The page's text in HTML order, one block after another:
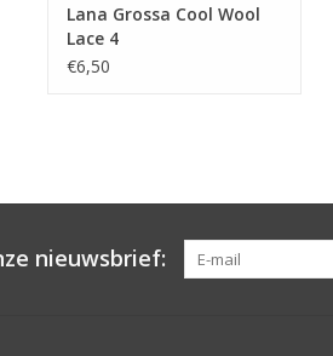
Lana Grossa Cool Wool
Lace 4
€6,50
nieuwsbrief: